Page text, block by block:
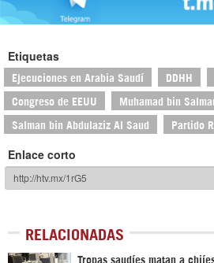
Etiquetas
Ejecuciones en Arabia Saudí DDHH
Congreso de EEUU Muhamad bin
Salman bin Abdulaziz Al Saud Partido
Enlace corto
RELACIONADAS
Tropas saudíes matan a